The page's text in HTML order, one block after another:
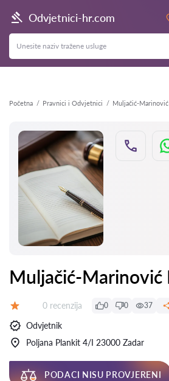
Odvjetnici-hr.com
Početna Pravnici i Odvjetnici Muljačić-
Natrag
Muljačić-Marinović
Recenzija:
0 recenzija 0 0 37
Odvjetnik
Poljana Plankit 4/I 23000 Zadar
PODACI NISU PROVJERENI